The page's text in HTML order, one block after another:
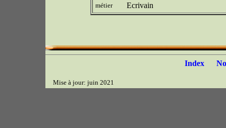
métier
Ecrivain
Index
Mise à jour: juin 2021